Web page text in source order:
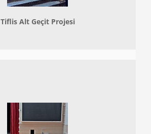
Tiflis Alt Geçit Projesi